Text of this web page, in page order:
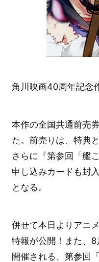
角川映画40周年記念
本作の全国共通前売
た。前売りは、特典
さらに『第参回「艦
申し込みカードも封
となる。
併せて本日よりアニ
特報が公開！また、
開催される、第参回